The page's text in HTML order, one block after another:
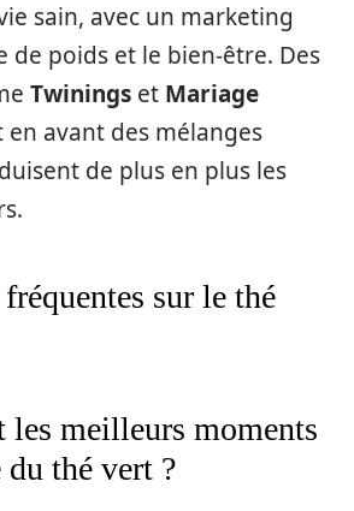
sain, avec un marketing
de poids et le bien-être. Des
Twinings et Mariage
avant des mélanges
de plus en plus les
sur le thé
les meilleurs moments
thé vert ?